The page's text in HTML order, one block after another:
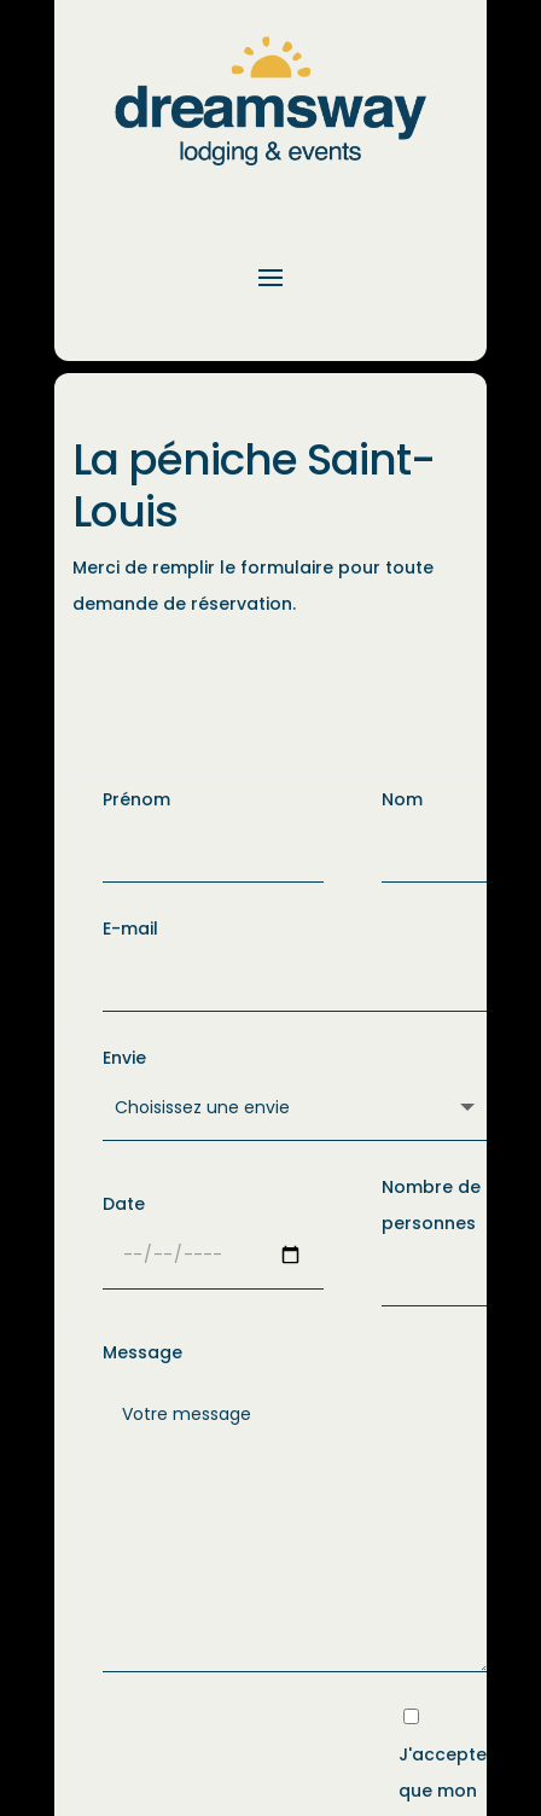
La péniche Saint-
Louis
Merci de remplir le formulaire pour toute
demande de réservation.
Prénom Nom
E-mail
Envie
Date
Nombre de
personnes
Message
J'accepte
que mon